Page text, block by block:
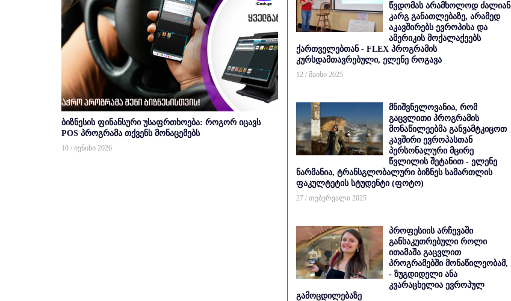
ბიზნესის ფინანსური უსაფრთხოება: როგორ იცავს
POS პროგრამა თქვენს მონაცემებს
10 / ივნისი 2026
წვდომას არამხოლოდ ძალიან
კარგ განათლებაზე, არამედ
აკავშირებს ევროპისა და
ამერიკის მოქალაქეებს
ქართველებთან - FLEX პროგრამის
კურსდამთავრებული, ელენე როგავა
12 / მაისი 2025
მნიშვნელოვანია, რომ
გაცვლითი პროგრამის
მონაწილეებმა განვამტკიცოთ
კავშირი ევროპასთან
პერსონალური მცირე
წვლილის შეტანით - ელენე
ნარმანია, ტრანსგლობალური ბიზნეს სამართლის
ფაკულტეტის სტუდენტი (ფოტო)
27 / თებერვალი 2025
პროფესიის არჩევაში
განსაკუთრებული როლი
ითამაშა გაცვლით
პროგრამებში მონაწილეობამ,
- ზუგდიდელი ანა
კვარაცხელია ევროპულ
გამოცდილებაზე